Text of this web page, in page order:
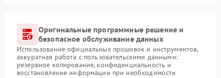
Оригинальные программные решение и
безопасное обслуживание данных
Использование официальных прошивок и инструментов,
аккуратная работа с пользовательскими данными:
резервное копирование, конфиденциальность и
восстановление информации при необходимости